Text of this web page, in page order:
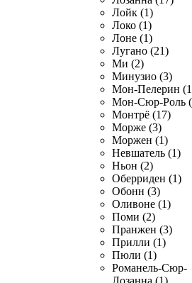
Лойк (1)
Локо (1)
Лоне (1)
Лугано (21)
Ми (2)
Минузио (3)
Мон-Пелерин
Мон-Сюр-Роль
Монтрё (17)
Морже (3)
Моржен (1)
Невшатель (1)
Ньон (2)
Оберриден (1)
Обонн (3)
Оливоне (1)
Поми (2)
Пранжен (3)
Прилли (1)
Пюли (1)
Романель-Сюр-
Лозанна (1)